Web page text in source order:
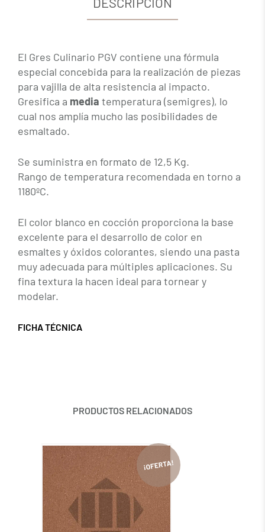
El Gres Culinario PGV contiene una fórmula
especial concebida para la realización de piezas
para vajilla de alta resistencia al impacto.
Gresifica a media temperatura (semigres), lo
cual nos amplía mucho las posibilidades de
esmaltado.
Se suministra en formato de 12,5 Kg.
Rango de temperatura recomendada en torno a
1180ºC.
El color blanco en cocción proporciona la base
excelente para el desarrollo de color en
esmaltes y óxidos colorantes, siendo una pasta
muy adecuada para múltiples aplicaciones. Su
fina textura la hacen ideal para tornear y
modelar.
FICHA TÉCNICA
PRODUCTOS RELACIONADOS